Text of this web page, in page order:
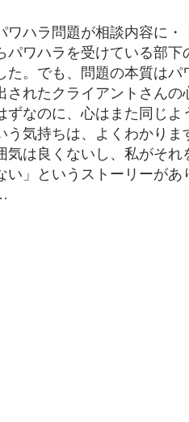
ハラ問題が相談内容に・
パワハラを受けている部下
。でも、問題の本質はパ
れたクライアントさんの
ずなのに、心はまた同じ
う気持ちは、よくわかり
は良くないし、私がそれ
」というストーリーがあ